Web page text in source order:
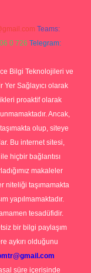
Teams:
0 726 Telegram:
Bilgi Teknolojileri ve
Yer Sağlayıcı olarak
proaktif olarak
Ancak,
olup, siteye
Bu internet sitesi,
hiçbir bağlantısı
makaleler
niteliği taşımamakta
yapılmamaktadır.
tesadüfidir.
bir bilgi paylaşım
aykırı olduğunu
süre içerisinde